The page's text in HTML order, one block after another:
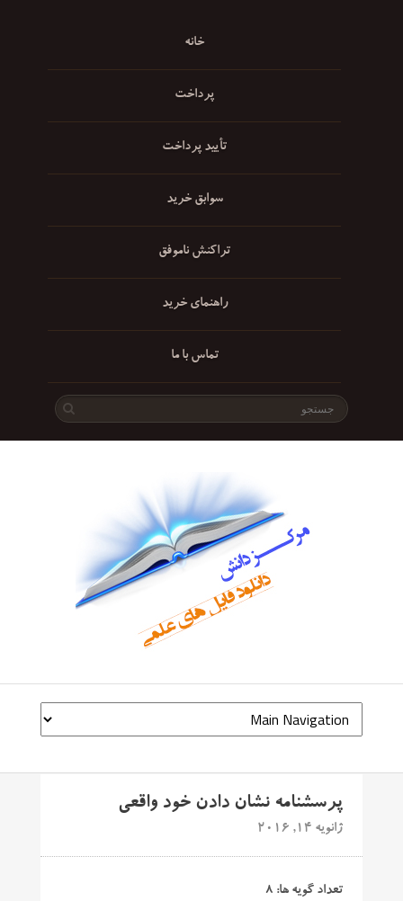
خانه
پرداخت
تأیید پرداخت
سوابق خرید
تراکنش ناموفق
راهنمای خرید
تماس با ما
پرسشنامه نشان دادن خود واقعی
ژانویه 14, 2016
تعداد گویه ها: ۸